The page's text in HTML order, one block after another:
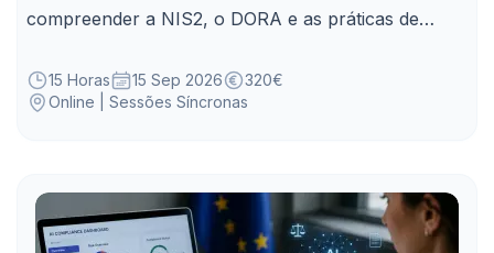
compreender a NIS2, o DORA e as práticas de
15 Horas 15 Sep 2026
320€
Online | Sessões Síncronas